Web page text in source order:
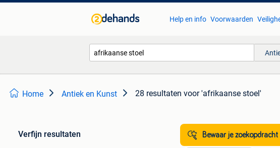
Help en info Voorwaarden
Home Antiek en Kunst 28 resultaten voor 'afrikaanse stoel'
Verfijn resultaten
Bewaar je zoekopdracht